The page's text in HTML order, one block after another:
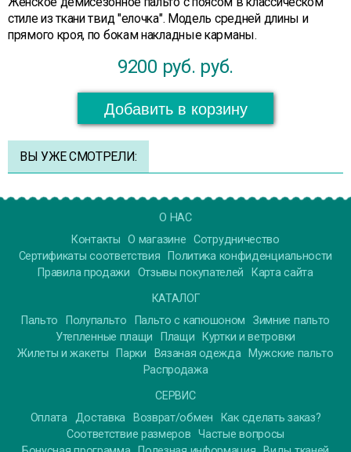
стиле из ткани твид "елочка". Модель средней длины и
прямого кроя, по бокам накладные карманы.
9200 руб. руб.
Добавить в корзину
ВЫ УЖЕ СМОТРЕЛИ:
О НАС
Контакты
О магазине Сотрудничество
Сертификаты соответствия
Политика конфиденциальности
Правила продажи
Отзывы покупателей
Карта сайта
КАТАЛОГ
Пальто
Полупальто Пальто с капюшоном
Зимние пальто
Утепленные плащи
Плащи
Куртки и ветровки
Жилеты и жакеты
Парки Вязаная одежда
Мужские пальто
Распродажа
СЕРВИС
Оплата Доставка Возврат/обмен
Как сделать заказ?
Соответствие размеров
Частые вопросы